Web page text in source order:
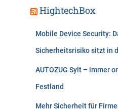
HightechBox
Mobile Device Security:
Sicherheitsrisiko sitzt in
AUTOZUG Sylt – immer
Festland
Mehr Sicherheit für